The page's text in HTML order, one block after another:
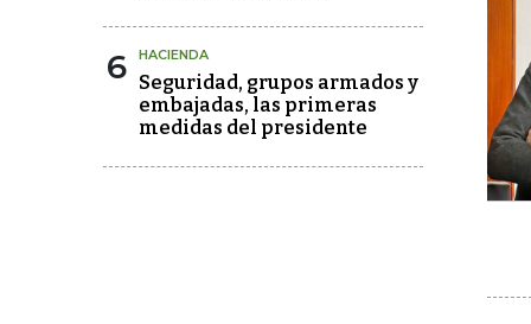
6 HACIENDA
Seguridad, grupos armados y
embajadas, las primeras
medidas del presidente